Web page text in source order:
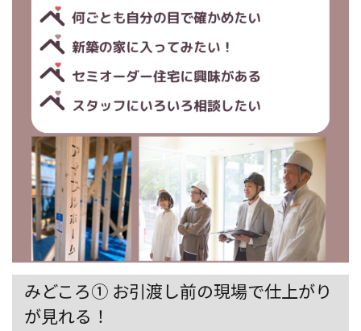
みどころ① お引渡し前の現場で仕上がり
が見れる！